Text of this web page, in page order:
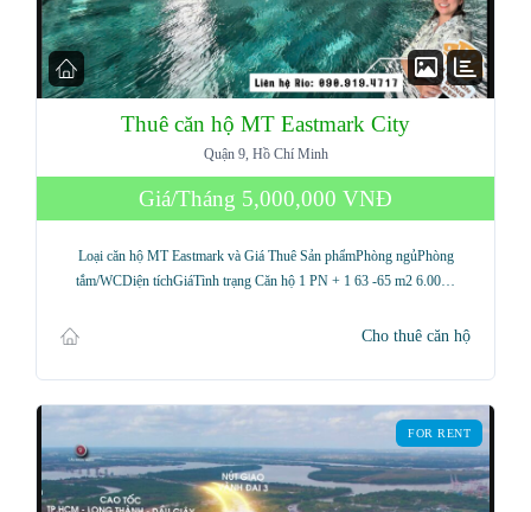
Thuê căn hộ MT Eastmark City
Quận 9, Hồ Chí Minh
Giá/Tháng 5,000,000 VNĐ
Loại căn hộ MT Eastmark và Giá Thuê Sản phẩmPhòng ngủPhòng
tắm/WCDiện tíchGiáTình trạng Căn hộ 1 PN + 1 63 -65 m2 6.00…
Cho thuê căn hộ
FOR RENT